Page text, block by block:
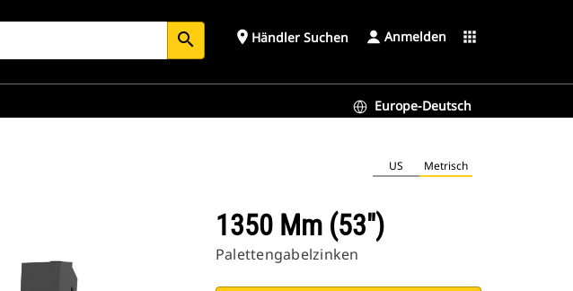
search place Händler Suchen Anmelden apps
Europe-Deutsch
US Metrisch
1350 Mm (53″)
Palettengabelzinken